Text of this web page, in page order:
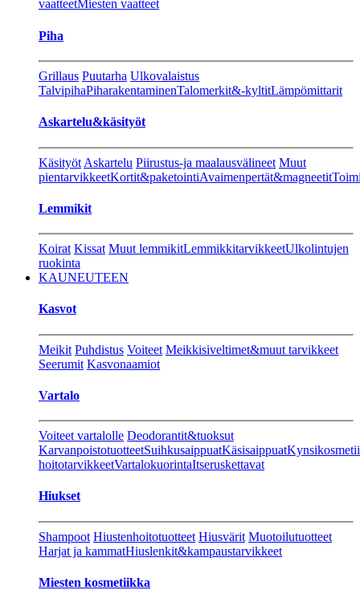
vaatteetMiesten vaatteet
Piha
Grillaus Puutarha Ulkovalaistus
TalvipihaPiharakentaminenTalomerkit&-kyltitLämpömittarit
Askartelu&käsityöt
Käsityöt Askartelu Piirustus-ja maalausvälineet Muut
pientarvikkeetKortit&paketointiAvaimenpertät&magneetit
Lemmikit
Koirat Kissat Muut lemmikitLemmikkitarvikkeetUlkolintujen
ruokinta
KAUNEUTEEN
Kasvot
Meikit Puhdistus Voiteet Meikkisiveltimet&muut tarvikkeet
Seerumit Kasvonaamiot
Vartalo
Voiteet vartalolle Deodorantit&tuoksut
KarvanpoistotuotteetSuihkusaippuatKäsisaippuat
hoitotarvikkeetVartalokuorintaItseruskettavat
Hiukset
Shampoot Hiustenhoitotuotteet Hiusvärit Muotoilutuotteet
Harjat ja kammatHiuslenkit&kampaustarvikkeet
Miesten kosmetiikka